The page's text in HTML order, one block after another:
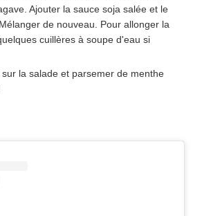
Ajouter la sauce soja salée et le
de nouveau. Pour allonger la
cuillères à soupe d'eau si
la salade et parsemer de menthe